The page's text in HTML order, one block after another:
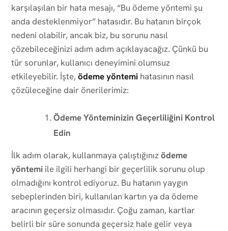
karşılaşılan bir hata mesajı, “Bu ödeme yöntemi şu
anda desteklenmiyor” hatasıdır. Bu hatanın birçok
nedeni olabilir, ancak biz, bu sorunu nasıl
çözebileceğinizi adım adım açıklayacağız. Çünkü bu
tür sorunlar, kullanıcı deneyimini olumsuz
etkileyebilir. İşte,ödeme yöntemi hatasının nasıl
çözüleceğine dair önerilerimiz:
Ödeme Yönteminizin Geçerliliğini Kontrol
Edin
İlk adım olarak, kullanmaya çalıştığınızödeme
yöntemi ile ilgili herhangi bir geçerlilik sorunu olup
olmadığını kontrol ediyoruz. Bu hatanın yaygın
sebeplerinden biri, kullanılan kartın ya da ödeme
aracının geçersiz olmasıdır. Çoğu zaman, kartlar
belirli bir süre sonunda geçersiz hale gelir veya